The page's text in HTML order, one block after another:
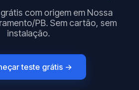
com origem em Nossa
PB. Sem cartão, sem
instalação.
teste grátis →